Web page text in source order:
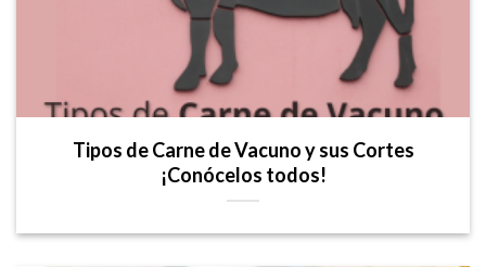
Tipos de Carne de Vacuno y sus Cortes
¡Conócelos todos!